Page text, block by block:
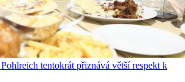
tentokrát přiznává větší respekt k